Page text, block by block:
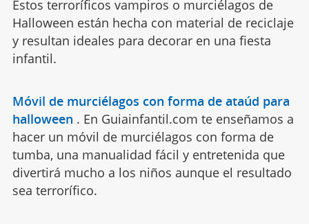
Estos terroríficos vampiros o murciélagos de
Halloween están hecha con material de reciclaje
y resultan ideales para decorar en una fiesta
infantil.
Móvil de murciélagos con forma de ataúd para
halloween . En Guiainfantil.com te enseñamos a
hacer un móvil de murciélagos con forma de
tumba, una manualidad fácil y entretenida que
divertirá mucho a los niños aunque el resultado
sea terrorífico.